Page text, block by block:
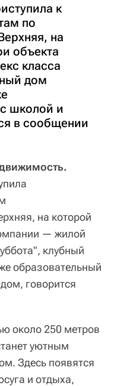
к
по
на
объекта
класса
дом
школой и
в сообщении
на которой
— жилой
клубный
образовательный
говорится
около 250 метров
уютным
Здесь появятся
и отдыха,